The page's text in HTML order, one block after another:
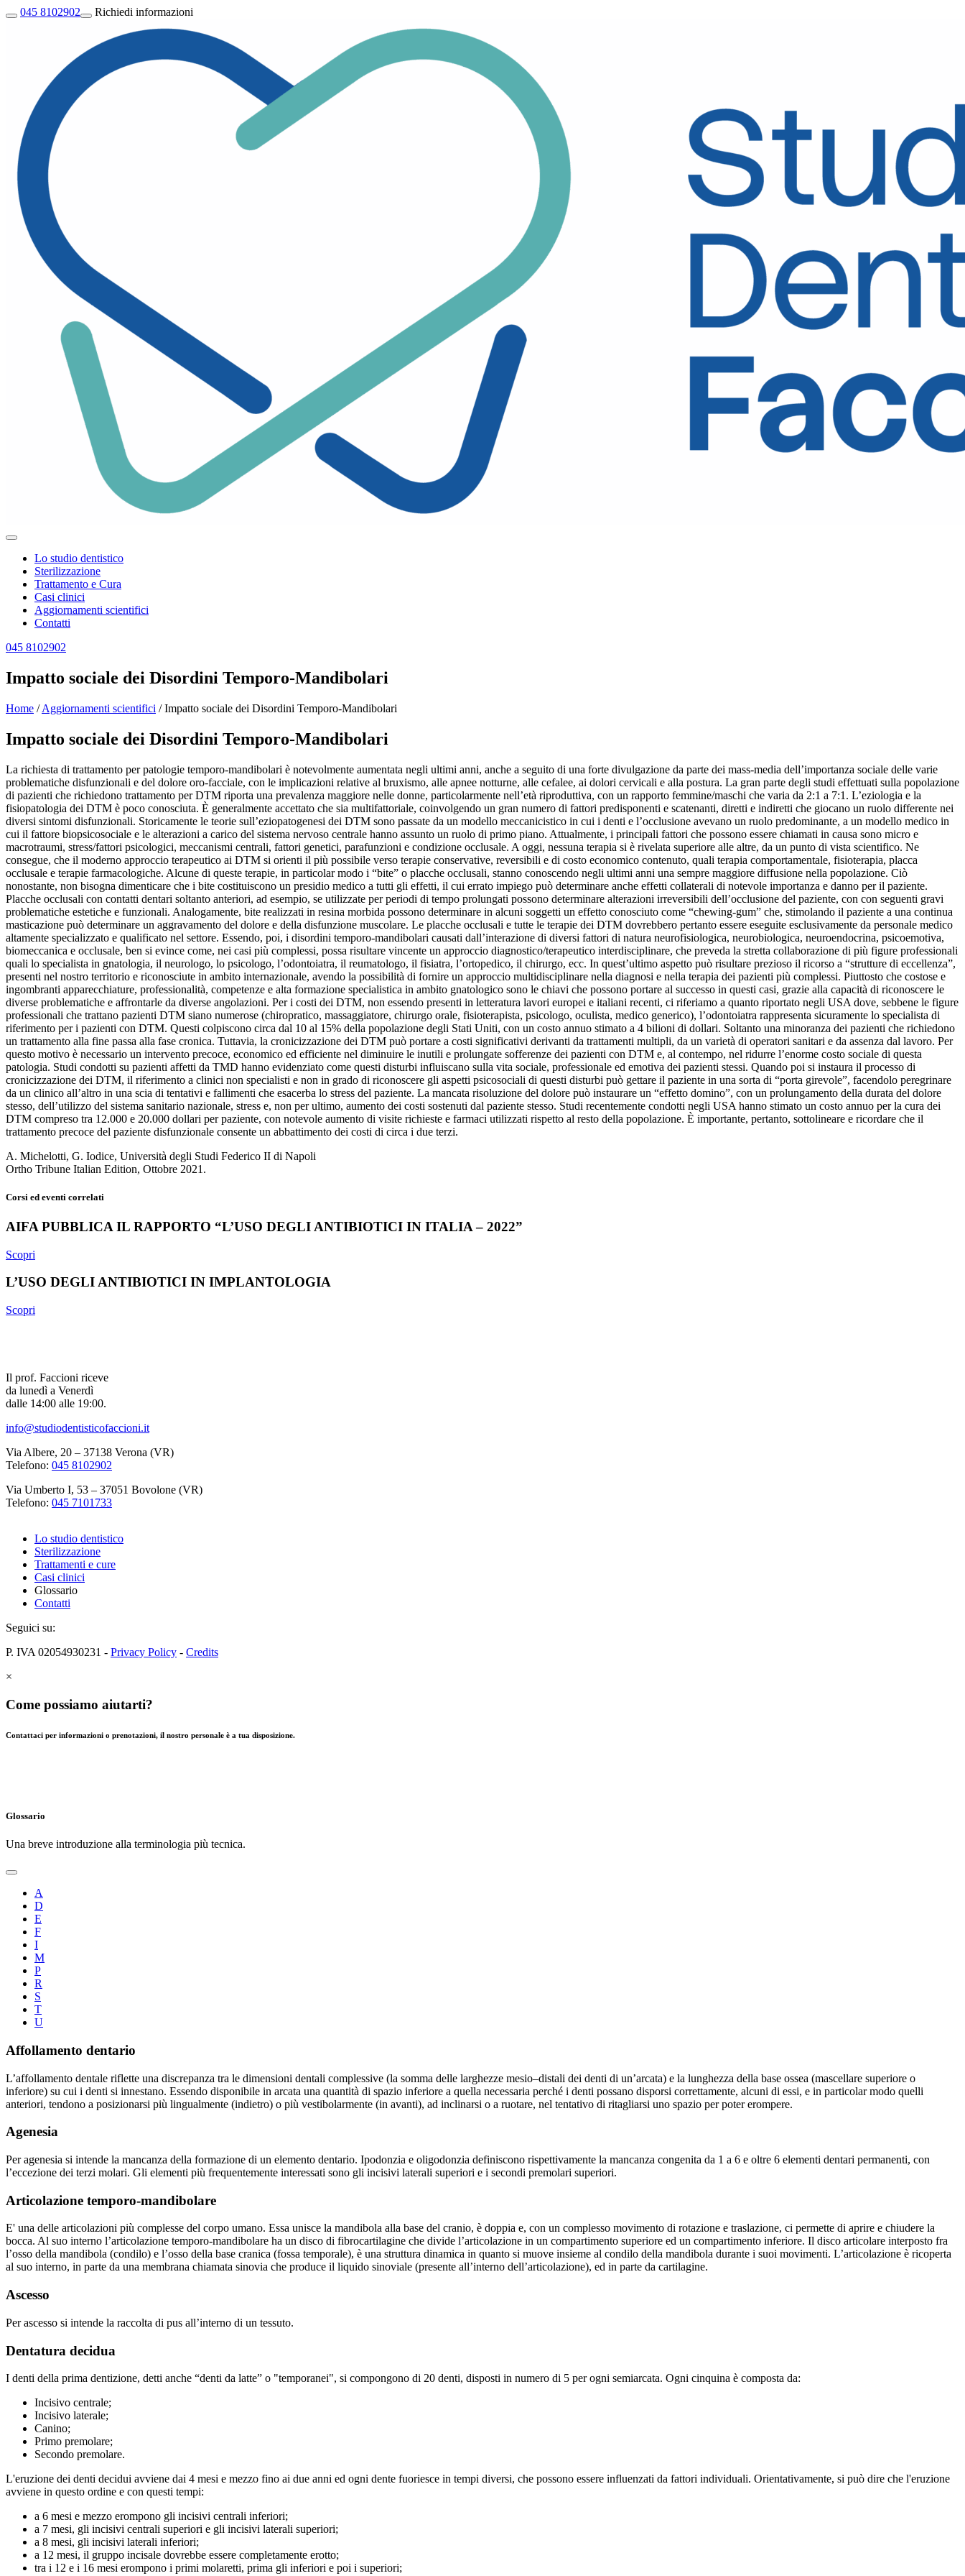
045 8102902 Richiedi informazioni
Lo studio dentistico
Sterilizzazione
Trattamento e Cura
Casi clinici
Aggiornamenti scientifici
Contatti
045 8102902
Impatto sociale dei Disordini Temporo-Mandibolari
Home /Aggiornamenti scientifici /Impatto sociale dei Disordini Temporo-Mandibolari
Impatto sociale dei Disordini Temporo-Mandibolari
La richiesta di trattamento per patologie temporo-mandibolari è notevolmente aumentata negli ultimi anni, anche a seguito di una forte divulgazione da parte dei mass-media dell’importanza sociale delle varie
problematiche disfunzionali e del dolore oro-facciale, con le implicazioni relative al bruxismo, alle apnee notturne, alle cefalee, ai dolori cervicali e alla postura. La gran parte degli studi effettuati sulla popolazione
di pazienti che richiedono trattamento per DTM riporta una prevalenza maggiore nelle donne, particolarmente nell’età riproduttiva, con un rapporto femmine/maschi che varia da 2:1 a 7:1. L’eziologia e la
fisiopatologia dei DTM è poco conosciuta. È generalmente accettato che sia multifattoriale, coinvolgendo un gran numero di fattori predisponenti e scatenanti, diretti e indiretti che giocano un ruolo differente nei
diversi sintomi disfunzionali. Storicamente le teorie sull’eziopatogenesi dei DTM sono passate da un modello meccanicistico in cui i denti e l’occlusione avevano un ruolo predominante, a un modello medico in
cui il fattore biopsicosociale e le alterazioni a carico del sistema nervoso centrale hanno assunto un ruolo di primo piano. Attualmente, i principali fattori che possono essere chiamati in causa sono micro e
macrotraumi, stress/fattori psicologici, meccanismi centrali, fattori genetici, parafunzioni e condizione occlusale. A oggi, nessuna terapia si è rivelata superiore alle altre, da un punto di vista scientifico. Ne
consegue, che il moderno approccio terapeutico ai DTM si orienti il più possibile verso terapie conservative, reversibili e di costo economico contenuto, quali terapia comportamentale, fisioterapia, placca
occlusale e terapie farmacologiche. Alcune di queste terapie, in particolar modo i “bite” o placche occlusali, stanno conoscendo negli ultimi anni una sempre maggiore diffusione nella popolazione. Ciò
nonostante, non bisogna dimenticare che i bite costituiscono un presidio medico a tutti gli effetti, il cui errato impiego può determinare anche effetti collaterali di notevole importanza e danno per il paziente.
Placche occlusali con contatti dentari soltanto anteriori, ad esempio, se utilizzate per periodi di tempo prolungati possono determinare alterazioni irreversibili dell’occlusione del paziente, con con seguenti gravi
problematiche estetiche e funzionali. Analogamente, bite realizzati in resina morbida possono determinare in alcuni soggetti un effetto conosciuto come “chewing-gum” che, stimolando il paziente a una continua
masticazione può determinare un aggravamento del dolore e della disfunzione muscolare. Le placche occlusali e tutte le terapie dei DTM dovrebbero pertanto essere eseguite esclusivamente da personale medico
altamente specializzato e qualificato nel settore. Essendo, poi, i disordini temporo-mandibolari causati dall’interazione di diversi fattori di natura neurofisiologica, neurobiologica, neuroendocrina, psicoemotiva,
biomeccanica e occlusale, ben si evince come, nei casi più complessi, possa risultare vincente un approccio diagnostico/terapeutico interdisciplinare, che preveda la stretta collaborazione di più figure professionali
quali lo specialista in gnatologia, il neurologo, lo psicologo, l’odontoiatra, il reumatologo, il fisiatra, l’ortopedico, il chirurgo, ecc. In quest’ultimo aspetto può risultare prezioso il ricorso a “strutture di eccellenza”,
presenti nel nostro territorio e riconosciute in ambito internazionale, avendo la possibilità di fornire un approccio multidisciplinare nella diagnosi e nella terapia dei pazienti più complessi. Piuttosto che costose e
ingombranti apparecchiature, professionalità, competenze e alta formazione specialistica in ambito gnatologico sono le chiavi che possono portare al successo in questi casi, grazie alla capacità di riconoscere le
diverse problematiche e affrontarle da diverse angolazioni. Per i costi dei DTM, non essendo presenti in letteratura lavori europei e italiani recenti, ci riferiamo a quanto riportato negli USA dove, sebbene le figure
professionali che trattano pazienti DTM siano numerose (chiropratico, massaggiatore, chirurgo orale, fisioterapista, psicologo, oculista, medico generico), l’odontoiatra rappresenta sicuramente lo specialista di
riferimento per i pazienti con DTM. Questi colpiscono circa dal 10 al 15% della popolazione degli Stati Uniti, con un costo annuo stimato a 4 bilioni di dollari. Soltanto una minoranza dei pazienti che richiedono
un trattamento alla fine passa alla fase cronica. Tuttavia, la cronicizzazione dei DTM può portare a costi significativi derivanti da trattamenti multipli, da un varietà di operatori sanitari e da assenza dal lavoro. Per
questo motivo è necessario un intervento precoce, economico ed efficiente nel diminuire le inutili e prolungate sofferenze dei pazienti con DTM e, al contempo, nel ridurre l’enorme costo sociale di questa
patologia. Studi condotti su pazienti affetti da TMD hanno evidenziato come questi disturbi influiscano sulla vita sociale, professionale ed emotiva dei pazienti stessi. Quando poi si instaura il processo di
cronicizzazione dei DTM, il riferimento a clinici non specialisti e non in grado di riconoscere gli aspetti psicosociali di questi disturbi può gettare il paziente in una sorta di “porta girevole”, facendolo peregrinare
da un clinico all’altro in una scia di tentativi e fallimenti che esacerba lo stress del paziente. La mancata risoluzione del dolore può instaurare un “effetto domino”, con un prolungamento della durata del dolore
stesso, dell’utilizzo del sistema sanitario nazionale, stress e, non per ultimo, aumento dei costi sostenuti dal paziente stesso. Studi recentemente condotti negli USA hanno stimato un costo annuo per la cura dei
DTM compreso tra 12.000 e 20.000 dollari per paziente, con notevole aumento di visite richieste e farmaci utilizzati rispetto al resto della popolazione. È importante, pertanto, sottolineare e ricordare che il
trattamento precoce del paziente disfunzionale consente un abbattimento dei costi di circa i due terzi.
A. Michelotti, G. Iodice, Università degli Studi Federico II di Napoli
Ortho Tribune Italian Edition, Ottobre 2021.
Corsi ed eventi correlati
AIFA PUBBLICA IL RAPPORTO “L’USO DEGLI ANTIBIOTICI IN ITALIA – 2022”
Scopri
L’USO DEGLI ANTIBIOTICI IN IMPLANTOLOGIA
Scopri
Il prof. Faccioni riceve
da lunedì a Venerdì
dalle 14:00 alle 19:00.
info@studiodentisticofaccioni.it
Via Albere, 20 – 37138 Verona (VR)
Telefono: 045 8102902
Via Umberto I, 53 – 37051 Bovolone (VR)
Telefono: 045 7101733
Lo studio dentistico
Sterilizzazione
Trattamenti e cure
Casi clinici
Glossario
Contatti
Seguici su:
P. IVA 02054930231 - Privacy Policy - Credits
×
Come possiamo aiutarti?
Contattaci per informazioni o prenotazioni, il nostro personale è a tua disposizione.
Glossario
Una breve introduzione alla terminologia più tecnica.
A
D
E
F
I
M
P
R
S
T
U
Affollamento dentario
L’affollamento dentale riflette una discrepanza tra le dimensioni dentali complessive (la somma delle larghezze mesio–distali dei denti di un’arcata) e la lunghezza della base ossea (mascellare superiore o
inferiore) su cui i denti si innestano. Essendo disponibile in arcata una quantità di spazio inferiore a quella necessaria perché i denti possano disporsi correttamente, alcuni di essi, e in particolar modo quelli
anteriori, tendono a posizionarsi più lingualmente (indietro) o più vestibolarmente (in avanti), ad inclinarsi o a ruotare, nel tentativo di ritagliarsi uno spazio per poter erompere.
Agenesia
Per agenesia si intende la mancanza della formazione di un elemento dentario. Ipodonzia e oligodonzia definiscono rispettivamente la mancanza congenita da 1 a 6 e oltre 6 elementi dentari permanenti, con
l’eccezione dei terzi molari. Gli elementi più frequentemente interessati sono gli incisivi laterali superiori e i secondi premolari superiori.
Articolazione temporo-mandibolare
E' una delle articolazioni più complesse del corpo umano. Essa unisce la mandibola alla base del cranio, è doppia e, con un complesso movimento di rotazione e traslazione, ci permette di aprire e chiudere la
bocca. Al suo interno l’articolazione temporo-mandibolare ha un disco di fibrocartilagine che divide l’articolazione in un compartimento superiore ed un compartimento inferiore. Il disco articolare interposto fra
l’osso della mandibola (condilo) e l’osso della base cranica (fossa temporale), è una struttura dinamica in quanto si muove insieme al condilo della mandibola durante i suoi movimenti. L’articolazione è ricoperta
al suo interno, in parte da una membrana chiamata sinovia che produce il liquido sinoviale (presente all’interno dell’articolazione), ed in parte da cartilagine.
Ascesso
Per ascesso si intende la raccolta di pus all’interno di un tessuto.
Dentatura decidua
I denti della prima dentizione, detti anche “denti da latte” o "temporanei", si compongono di 20 denti, disposti in numero di 5 per ogni semiarcata. Ogni cinquina è composta da:
Incisivo centrale;
Incisivo laterale;
Canino;
Primo premolare;
Secondo premolare.
L'eruzione dei denti decidui avviene dai 4 mesi e mezzo fino ai due anni ed ogni dente fuoriesce in tempi diversi, che possono essere influenzati da fattori individuali. Orientativamente, si può dire che l'eruzione
avviene in questo ordine e con questi tempi:
a 6 mesi e mezzo erompono gli incisivi centrali inferiori;
a 7 mesi, gli incisivi centrali superiori e gli incisivi laterali superiori;
a 8 mesi, gli incisivi laterali inferiori;
a 12 mesi, il gruppo incisale dovrebbe essere completamente erotto;
tra i 12 e i 16 mesi erompono i primi molaretti, prima gli inferiori e poi i superiori;